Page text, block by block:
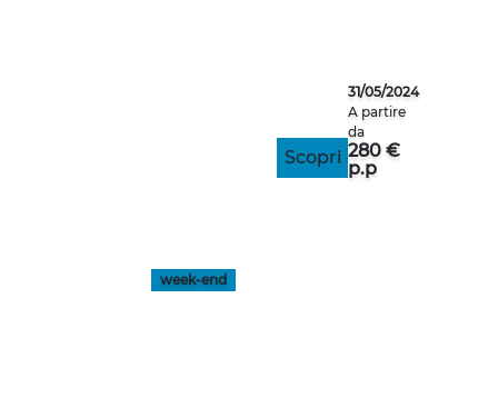
Scopri
31/05/2024
A partire
da
280 €
p.p
week-end